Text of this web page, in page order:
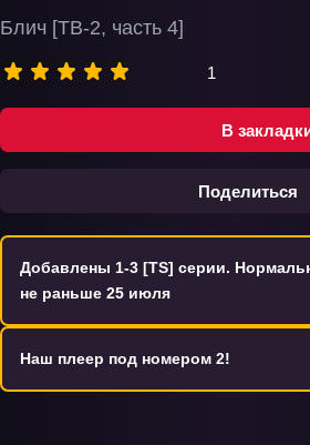
В
Поделиться
Блич [ТВ-2, часть 4]
1
Добавлены 1-3 [TS] серии.
не раньше 25 июля
Наш плеер под номером 2!